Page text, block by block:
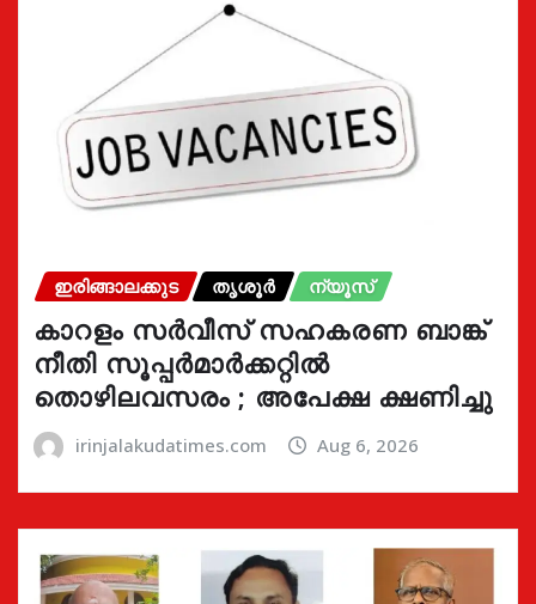
ഇരിങ്ങാലക്കുട തൃശൂർ ന്യൂസ്
കാറളം സർവീസ് സഹകരണ ബാങ്ക്
നീതി സൂപ്പർമാർക്കറ്റിൽ
തൊഴിലവസരം ; അപേക്ഷ ക്ഷണിച്ചു
irinjalakudatimes.com Aug 6, 2026